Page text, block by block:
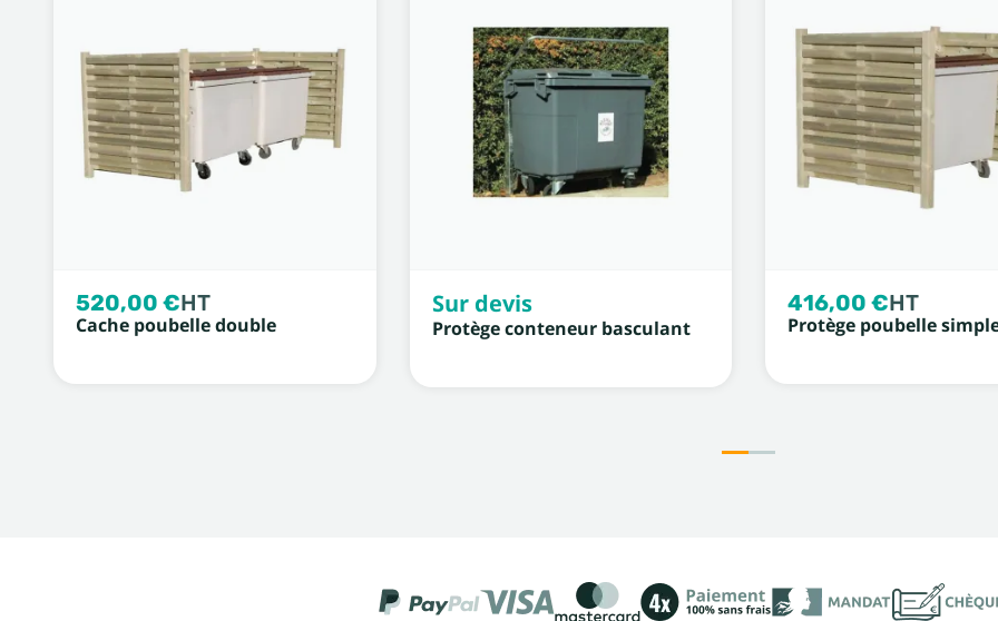
520,00 €HT
Cache poubelle double
Sur devis
Protège conteneur basculant
416,00 €HT
Protège poubelle